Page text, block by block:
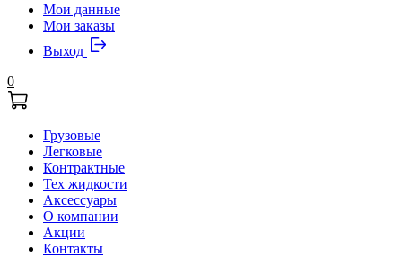
Мои данные
Мои заказы
Выход
0
Грузовые
Легковые
Контрактные
Тех жидкости
Аксессуары
О компании
Акции
Контакты